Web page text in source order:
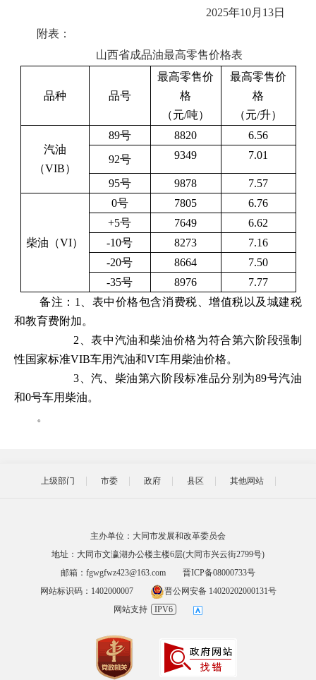
2025年10月13日
附表：
山西省成品油最高零售价格表
品种 品号
最高零售价
格
（元/吨）
最高零售价
格
（元/升）
汽油
（VIB）
89号 8820
6.56
92号
9349 7.01
95号 9878 7.57
柴油（VI）
0号 7805
6.76
+5号
7649
6.62
-10号
8273
7.16
-20号
8664
7.50
-35号
8976
7.77
备注：1、表中价格包含消费税、增值税以及城建税
和教育费附加。
2、表中汽油和柴油价格为符合第六阶段强制
性国家标准VIB车用汽油和VI车用柴油价格。
3、汽、柴油第六阶段标准品分别为89号汽油
和0号车用柴油。
。
上级部门 市委 政府 县区 其他网站
主办单位：大同市发展和改革委员会
地址：大同市文瀛湖办公楼主楼6层(大同市兴云街2799号)
邮箱：fgwgfwz423@163.com
晋ICP备08000733号
网站标识码：1402000007
晋公网安备 14020202000131号
网站支持
IPV6